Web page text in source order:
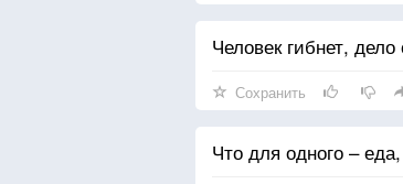
Человек гибнет, дело
Сохранить
Что для одного –